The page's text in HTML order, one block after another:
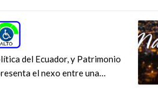
del Ecuador, y Patrimonio
el nexo entre una…